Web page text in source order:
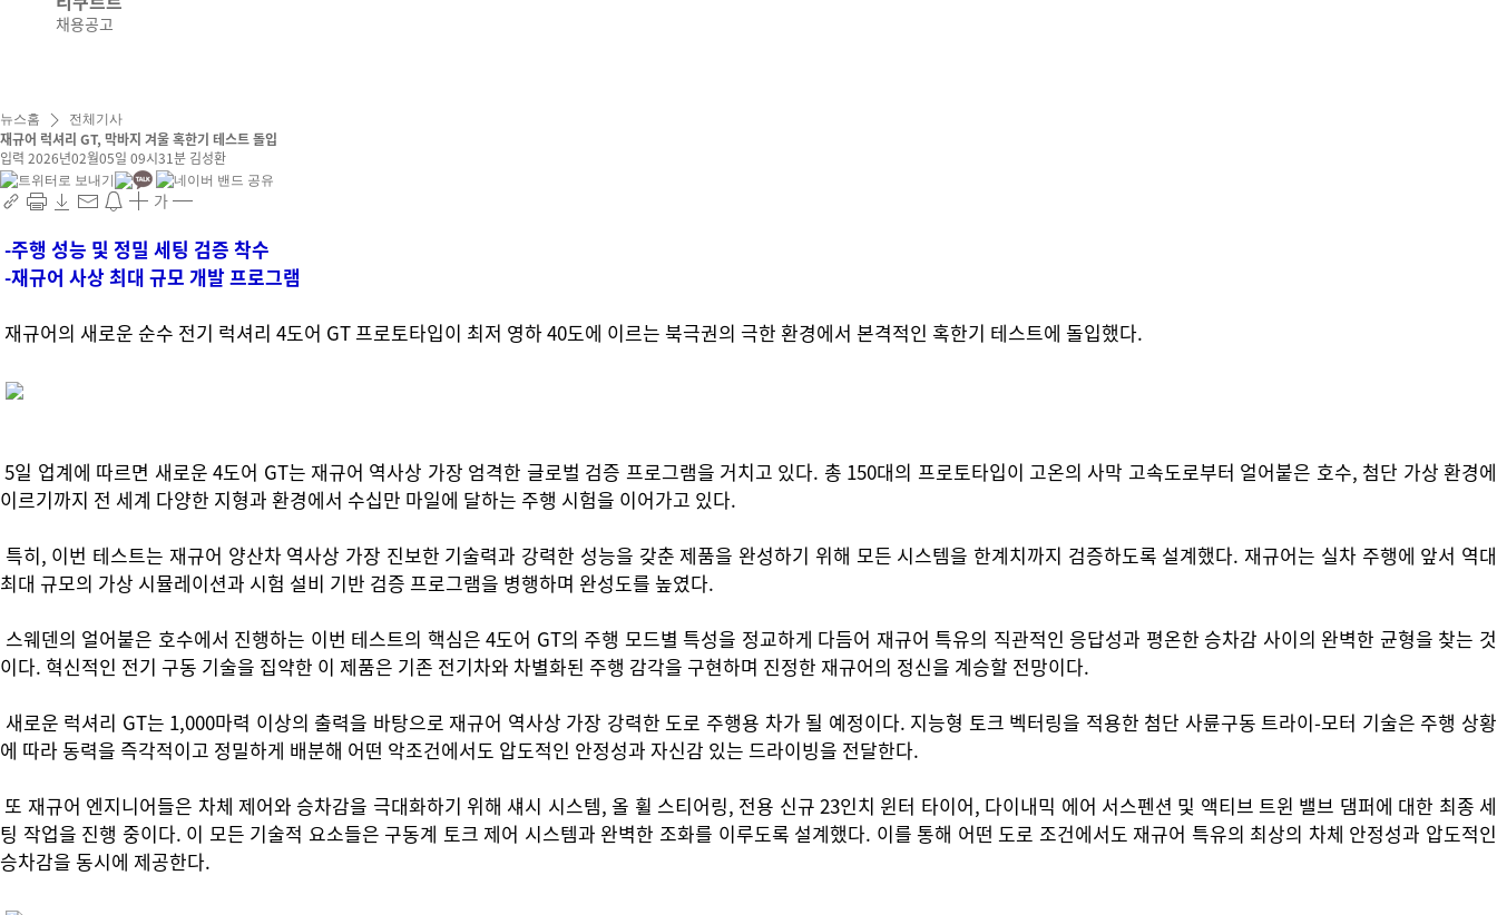
채용공고
뉴스홈 전체기사
재규어 럭셔리 GT, 막바지 겨울 혹한기 테스트 돌입
입력 2026년02월05일 09시31분 김성환
가
-주행 성능 및 정밀 세팅 검증 착수
-재규어 사상 최대 규모 개발 프로그램
재규어의 새로운 순수 전기 럭셔리 4도어 GT 프로토타입이 최저 영하 40도에 이르는 북극권의 극한 환경에서 본격적인 혹한기 테스트에 돌입했다.
5일 업계에 따르면 새로운 4도어 GT는 재규어 역사상 가장 엄격한 글로벌 검증 프로그램을 거치고 있다. 총 150대의 프로토타입이 고온의 사막 고속도로부터 얼어붙은 호수, 첨단 가상 환경에
이르기까지 전 세계 다양한 지형과 환경에서 수십만 마일에 달하는 주행 시험을 이어가고 있다.
특히, 이번 테스트는 재규어 양산차 역사상 가장 진보한 기술력과 강력한 성능을 갖춘 제품을 완성하기 위해 모든 시스템을 한계치까지 검증하도록 설계했다. 재규어는 실차 주행에 앞서 역대
최대 규모의 가상 시뮬레이션과 시험 설비 기반 검증 프로그램을 병행하며 완성도를 높였다.
스웨덴의 얼어붙은 호수에서 진행하는 이번 테스트의 핵심은 4도어 GT의 주행 모드별 특성을 정교하게 다듬어 재규어 특유의 직관적인 응답성과 평온한 승차감 사이의 완벽한 균형을 찾는 것
이다. 혁신적인 전기 구동 기술을 집약한 이 제품은 기존 전기차와 차별화된 주행 감각을 구현하며 진정한 재규어의 정신을 계승할 전망이다.
새로운 럭셔리 GT는 1,000마력 이상의 출력을 바탕으로 재규어 역사상 가장 강력한 도로 주행용 차가 될 예정이다. 지능형 토크 벡터링을 적용한 첨단 사륜구동 트라이-모터 기술은 주행 상황
에 따라 동력을 즉각적이고 정밀하게 배분해 어떤 악조건에서도 압도적인 안정성과 자신감 있는 드라이빙을 전달한다.
또 재규어 엔지니어들은 차체 제어와 승차감을 극대화하기 위해 섀시 시스템, 올 휠 스티어링, 전용 신규 23인치 윈터 타이어, 다이내믹 에어 서스펜션 및 액티브 트윈 밸브 댐퍼에 대한 최종 세
팅 작업을 진행 중이다. 이 모든 기술적 요소들은 구동계 토크 제어 시스템과 완벽한 조화를 이루도록 설계했다. 이를 통해 어떤 도로 조건에서도 재규어 특유의 최상의 차체 안정성과 압도적인
승차감을 동시에 제공한다.